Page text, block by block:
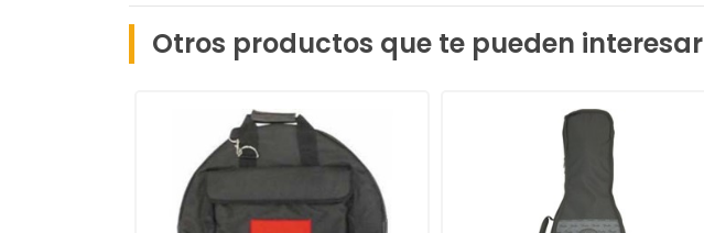
Otros productos que te pueden interesar